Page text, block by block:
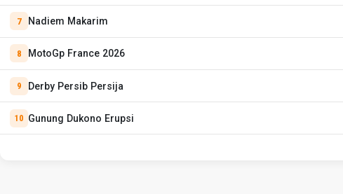
Nadiem Makarim
MotoGp France 2026
Derby Persib Persija
Gunung Dukono Erupsi